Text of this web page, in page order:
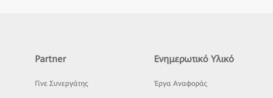
Partner
Γίνε Συνεργάτης
Ενημερωτικό Υλικό
Έργα Αναφοράς